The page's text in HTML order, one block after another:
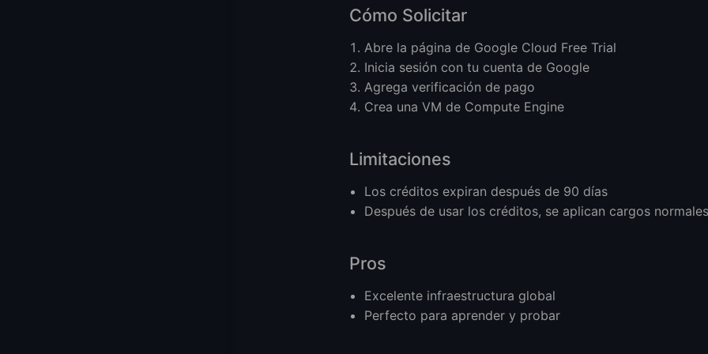
Cómo Solicitar
Abre la página de Google Cloud Free Trial
Inicia sesión con tu cuenta de Google
Agrega verificación de pago
Crea una VM de Compute Engine
Limitaciones
Los créditos expiran después de 90 días
Después de usar los créditos, se aplican cargos
Pros
Excelente infraestructura global
Perfecto para aprender y probar